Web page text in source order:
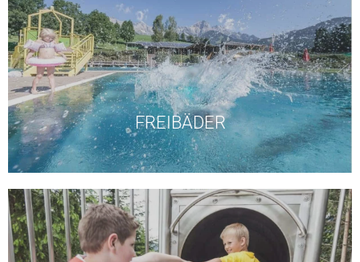
FREIBÄDER
Kostenloser Eintritt in die Freibäder Maria Alm und
Mühlbach.
Öffnungszeiten Mühlbach
Öffnungszeiten Maria Alm
Öffnungszeiten Seilbahnen